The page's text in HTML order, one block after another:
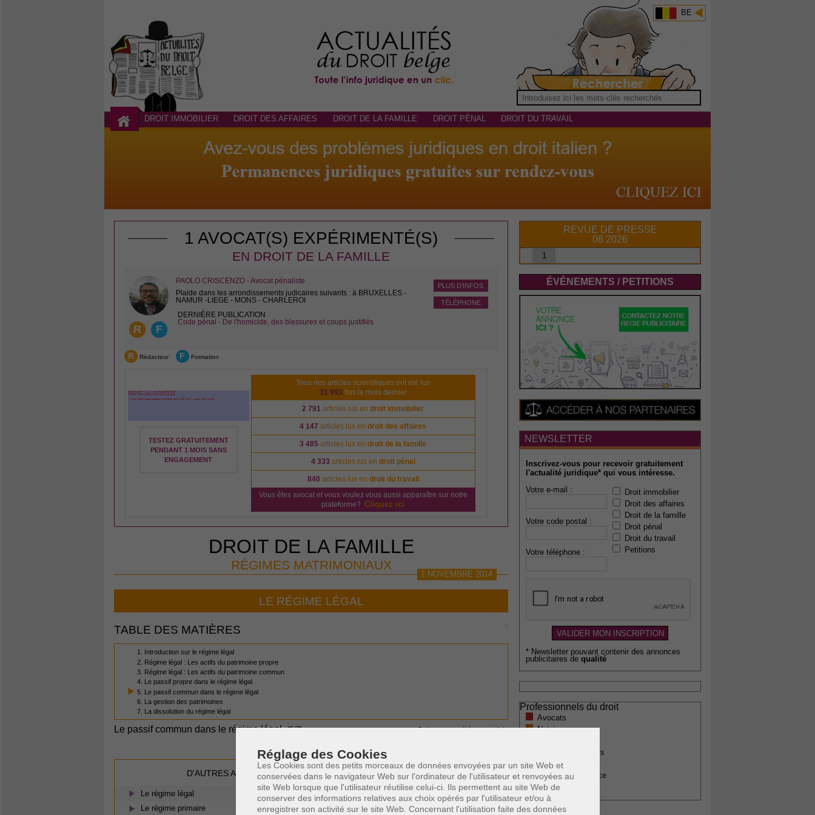
Réglage des Cookies
Les Cookies sont des petits morceaux de données envoyées par un site Web et
conservées dans le navigateur Web sur l'ordinateur de l'utilisateur et renvoyées au
site Web lorsque que l'utilisateur réutilise celui-ci. Ils permettent au site Web de
conserver des informations relatives aux choix opérés par l'utilisateur et/ou à
enregistrer son activité sur le site Web. Concernant l'utilisation faite des données
BE
DROIT IMMOBILIER DROIT DES AFFAIRES DROIT DE LA FAMILLE DROIT PÉNAL DROIT DU TRAVAIL
1 AVOCAT(S) EXPÉRIMENTÉ(S)
EN DROIT DE LA FAMILLE
R F
PLUS D'INFOS
TÉLÉPHONE
PAOLO CRISCENZO - Avocat pénaliste
Plaide dans les arrondissements judicaires suivants : à BRUXELLES -
NAMUR -LIEGE - MONS - CHARLEROI
DERNIÈRE PUBLICATION
Code pénal - De l'homicide, des blessures et coups justifiés
R Rédacteur F Formation
TESTEZ GRATUITEMENT
PENDANT 1 MOIS SANS
ENGAGEMENT
Tous nos articles scientifiques ont été lus
31 993 fois le mois dernier
2 791 articles lus endroit immobilier
4 147 articles lus endroit des affaires
3 485 articles lus endroit de la famille
4 333 articles lus en droit pénal
840 articles lus en droit du travail
Vous êtes avocat et vous voulez vous aussi apparaître sur notre
plateforme? Cliquez ici
DROIT DE LA FAMILLE
RÉGIMES MATRIMONIAUX
1 NOVEMBRE 2014
LE RÉGIME LÉGAL
TABLE DES MATIÈRES
1. Introduction sur le régime légal
2. Régime légal : Les actifs du patrimoine propre
3. Régime légal : Les actifs du patrimoine commun
4. Le passif propre dans le régime légal
5. Le passif commun dans le régime légal
6. La gestion des patrimoines
7. La dissolution du régime légal
Le passif commun dans le régime légal(5/7) Cette page a été vue0fois
D'AUTRES ARTICLES SUSCEPTIBLES DE VOUS INTERESSER:
Le régime légal
Le régime primaire
REVUE DE PRESSE
08 2026
1
ÉVÉNEMENTS / PETITIONS
NEWSLETTER
Inscrivez-vous pour recevoir gratuitement
l'actualité juridique* qui vous intéresse.
Votre e-mail :
Votre code postal :
Votre téléphone :
Droit immobilier
Droit des affaires
Droit de la famille
Droit pénal
Droit du travail
Petitions
* Newsletter pouvant contenir des annonces
publicitaires de qualité
Professionnels du droit
Avocats
Notaires
Agents immobiliers
Comptables
Huissiers de justice
Médecins